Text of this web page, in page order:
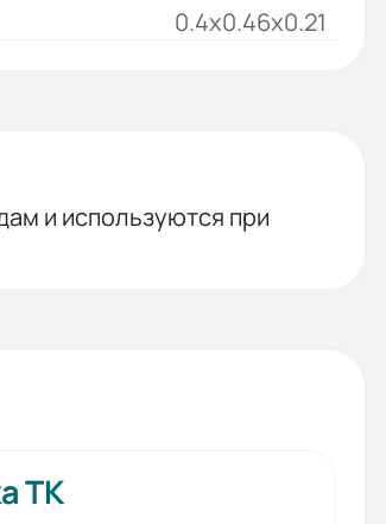
0.4x0.46x0.21
и используются при
ТК